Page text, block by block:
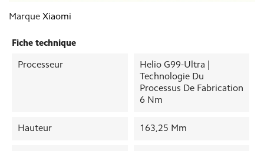
Marque Xiaomi
Fiche technique
Processeur
Helio G99-Ultra |
Technologie Du
Processus De Fabrication
6 Nm
Hauteur 163,25 Mm